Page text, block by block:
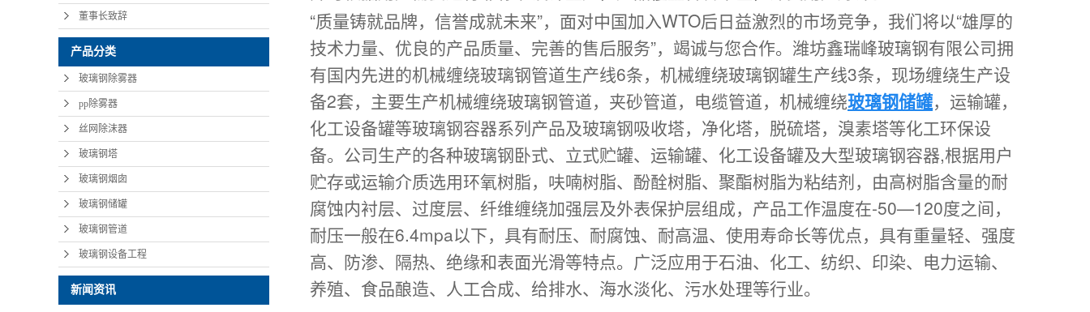
董事长致辞
产品分类
玻璃钢除雾器
pp除雾器
丝网除沫器
玻璃钢塔
玻璃钢烟囱
玻璃钢储罐
玻璃钢管道
玻璃钢设备工程
新闻资讯
“质量铸就品牌，信誉成就未来”，面对中国加入WTO后日益激烈的市场竞争，我们将以“雄厚的
技术力量、优良的产品质量、完善的售后服务”，竭诚与您合作。潍坊鑫瑞峰玻璃钢有限公司拥
有国内先进的机械缠绕玻璃钢管道生产线6条，机械缠绕玻璃钢罐生产线3条，现场缠绕生产设
备2套，主要生产机械缠绕玻璃钢管道，夹砂管道，电缆管道，机械缠绕玻璃钢储罐，运输罐，
化工设备罐等玻璃钢容器系列产品及玻璃钢吸收塔，净化塔，脱硫塔，溴素塔等化工环保设
备。公司生产的各种玻璃钢卧式、立式贮罐、运输罐、化工设备罐及大型玻璃钢容器,根据用户
贮存或运输介质选用环氧树脂，呋喃树脂、酚酫树脂、聚酯树脂为粘结剂，由高树脂含量的耐
腐蚀内衬层、过度层、纤维缠绕加强层及外表保护层组成，产品工作温度在-50—120度之间，
耐压一般在6.4mpa以下，具有耐压、耐腐蚀、耐高温、使用寿命长等优点，具有重量轻、强度
高、防渗、隔热、绝缘和表面光滑等特点。广泛应用于石油、化工、纺织、印染、电力运输、
养殖、食品酿造、人工合成、给排水、海水淡化、污水处理等行业。